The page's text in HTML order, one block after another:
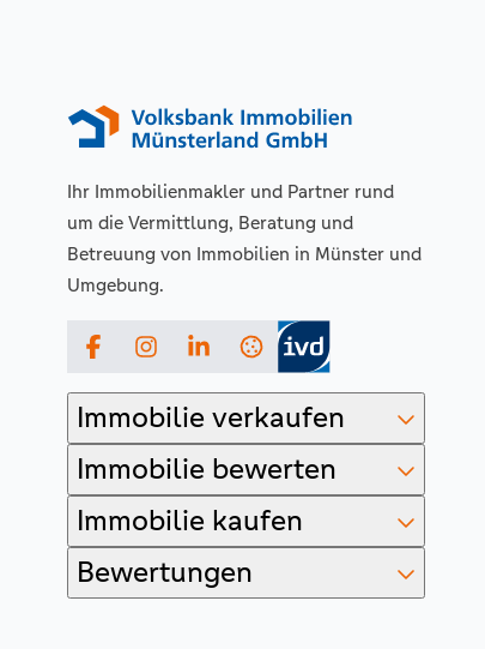
Ihr Immobilienmakler und Partner rund
um die Vermittlung, Beratung und
Betreuung von Immobilien in Münster und
Umgebung.
FacebookInstagramLinkedIn
Immobilie verkaufen
Immobilie bewerten
Immobilie kaufen
Bewertungen